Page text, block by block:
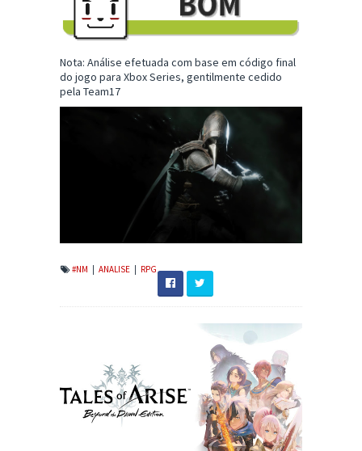
Nota: Análise efetuada com base em código final
do jogo para Xbox Series, gentilmente cedido
pela Team17
#NM | ANALISE | RPG